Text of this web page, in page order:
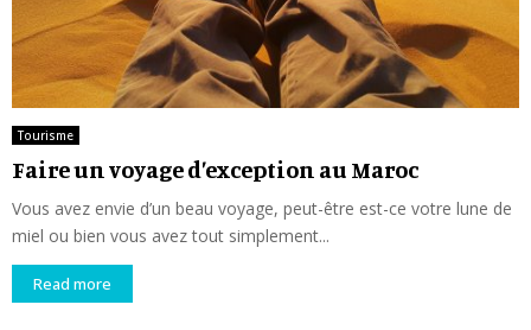
Tourisme
Faire un voyage d’exception au Maroc
Vous avez envie d’un beau voyage, peut-être est-ce votre lune de
miel ou bien vous avez tout simplement...
Read more